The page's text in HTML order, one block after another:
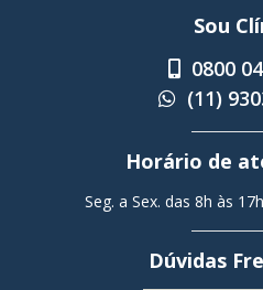
Sou
0800
(11)
Horário de
Seg. a Sex. das 8h às
Dúvidas